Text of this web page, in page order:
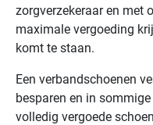
zorgverzekeraar en met
maximale vergoeding
komt te staan.
Een verbandschoenen
besparen en in
volledig vergoede